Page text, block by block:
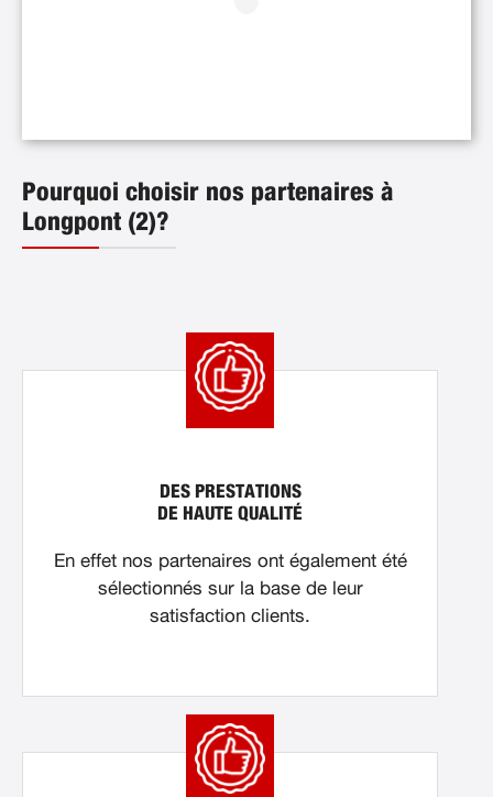
Pourquoi choisir nos partenaires à
Longpont (2)?
DES PRESTATIONS
DE HAUTE QUALITÉ
En effet nos partenaires ont également été
sélectionnés sur la base de leur
satisfaction clients.